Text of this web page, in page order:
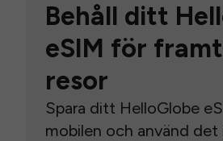
Behåll ditt
eSIM för
resor
Spara ditt HelloGlobe
mobilen och använd det